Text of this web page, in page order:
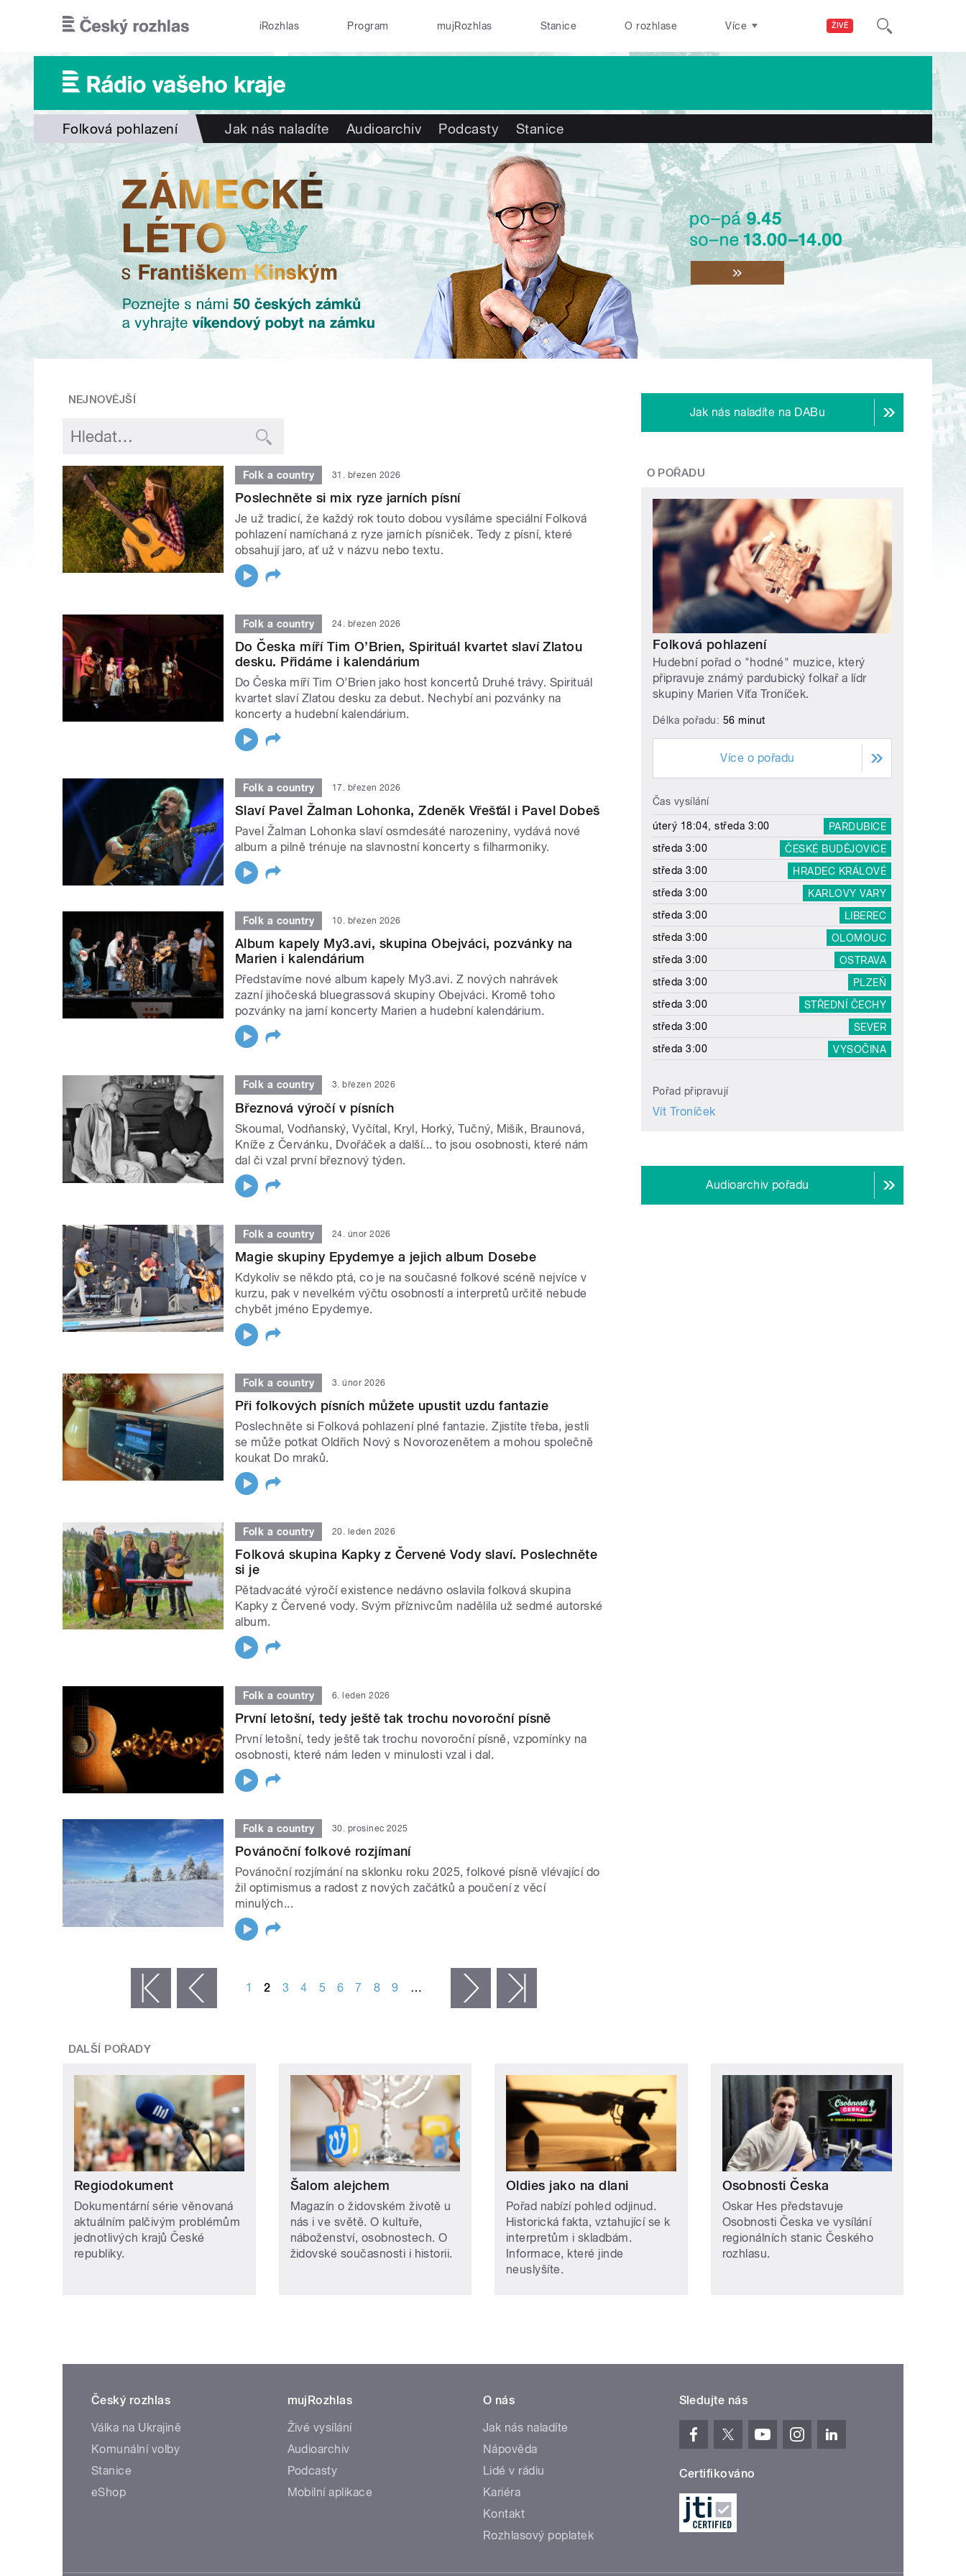
ŽIVĚ
iRozhlas Program mujRozhlas Stanice O rozhlase Více
Folková pohlazení Jak nás naladíte Audioarchiv Podcasty Stanice
NEJNOVĚJŠÍ
Folk a country 31. březen 2026
Poslechněte si mix ryze jarních písní
Je už tradicí, že každý rok touto dobou vysíláme speciální Folková
pohlazení namíchaná z ryze jarních písniček. Tedy z písní, které
obsahují jaro, ať už v názvu nebo textu.
Folk a country 24. březen 2026
Do Česka míří Tim O’Brien, Spirituál kvartet slaví Zlatou
desku. Přidáme i kalendárium
Do Česka míří Tim O’Brien jako host koncertů Druhé trávy. Spirituál
kvartet slaví Zlatou desku za debut. Nechybí ani pozvánky na
koncerty a hudební kalendárium.
Folk a country 17. březen 2026
Slaví Pavel Žalman Lohonka, Zdeněk Vřešťál i Pavel Dobeš
Pavel Žalman Lohonka slaví osmdesáté narozeniny, vydává nové
album a pilně trénuje na slavnostní koncerty s filharmoniky.
Folk a country 10. březen 2026
Album kapely My3.avi, skupina Obejváci, pozvánky na
Marien i kalendárium
Představíme nové album kapely My3.avi. Z nových nahrávek
zazní jihočeská bluegrassová skupiny Obejváci. Kromě toho
pozvánky na jarní koncerty Marien a hudební kalendárium.
Folk a country 3. březen 2026
Březnová výročí v písních
Skoumal, Vodňanský, Vyčítal, Kryl, Horký, Tučný, Mišík, Braunová,
Kníže z Červánku, Dvořáček a další... to jsou osobnosti, které nám
dal či vzal první březnový týden.
Folk a country 24. únor 2026
Magie skupiny Epydemye a jejich album Dosebe
Kdykoliv se někdo ptá, co je na současné folkové scéně nejvíce v
kurzu, pak v nevelkém výčtu osobností a interpretů určitě nebude
chybět jméno Epydemye.
Folk a country 3. únor 2026
Při folkových písních můžete upustit uzdu fantazie
Poslechněte si Folková pohlazení plné fantazie. Zjistíte třeba, jestli
se může potkat Oldřich Nový s Novorozenětem a mohou společně
koukat Do mraků.
Folk a country 20. leden 2026
Folková skupina Kapky z Červené Vody slaví. Poslechněte
si je
Pětadvacáté výročí existence nedávno oslavila folková skupina
Kapky z Červené vody. Svým příznivcům nadělila už sedmé autorské
album.
Folk a country 6. leden 2026
První letošní, tedy ještě tak trochu novoroční písně
První letošní, tedy ještě tak trochu novoroční písně, vzpomínky na
osobnosti, které nám leden v minulosti vzal i dal.
Folk a country 30. prosinec 2025
Povánoční folkové rozjímaní
Povánoční rozjímání na sklonku roku 2025, folkové písně vlévající do
žil optimismus a radost z nových začátků a poučení z věcí
minulých...
‹ předchozí 1 2 3 4 5 6 7 8 9 … následující ›
Jak nás naladíte na DABu
O POŘADU
Folková pohlazení
Hudební pořad o "hodné" muzice, který
připravuje známý pardubický folkař a lídr
skupiny Marien Víťa Troníček.
Délka pořadu: 56 minut
Více o pořadu
Čas vysílání
úterý 18:04, středa 3:00
PARDUBICE
středa 3:00
ČESKÉ BUDĚJOVICE
středa 3:00
HRADEC KRÁLOVÉ
středa 3:00
KARLOVY VARY
středa 3:00
LIBEREC
středa 3:00
OLOMOUC
středa 3:00
OSTRAVA
středa 3:00
PLZEŇ
středa 3:00
STŘEDNÍ ČECHY
středa 3:00
SEVER
středa 3:00
VYSOČINA
Pořad připravují
Vít Troníček
Audioarchiv pořadu
DALŠÍ POŘADY
Regiodokument
Dokumentární série věnovaná
aktuálním palčivým problémům
jednotlivých krajů České
republiky.
Šalom alejchem
Magazín o židovském životě u
nás i ve světě. O kultuře,
náboženství, osobnostech. O
židovské současnosti i historii.
Oldies jako na dlani
Pořad nabízí pohled odjinud.
Historická fakta, vztahující se k
interpretům i skladbám.
Informace, které jinde
neuslyšíte.
Osobnosti Česka
Oskar Hes představuje
Osobnosti Česka ve vysílání
regionálních stanic Českého
rozhlasu.
Český rozhlas
Válka na Ukrajině
Komunální volby
Stanice
eShop
mujRozhlas
Živé vysílání
Audioarchiv
Podcasty
Mobilní aplikace
O nás
Jak nás naladíte
Nápověda
Lidé v rádiu
Kariéra
Kontakt
Rozhlasový poplatek
Sledujte nás
Certifikováno